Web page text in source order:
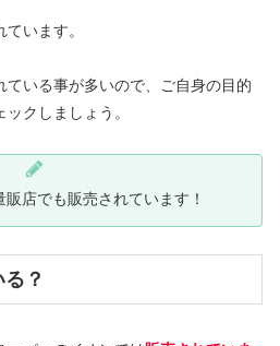
います。
ている事が多いので、ご自身の目的
クしましょう。
店でも販売されています！
？